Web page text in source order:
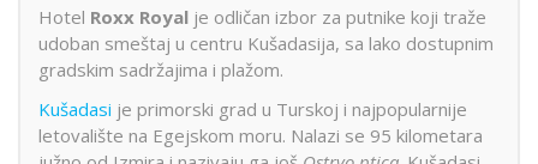
Hotel Roxx Royal je odličan izbor za putnike koji traže
udoban smeštaj u centru Kušadasija, sa lako dostupnim
gradskim sadržajima i plažom.
Kušadasi je primorski grad u Turskoj i najpopularnije
letovalište na Egejskom moru. Nalazi se 95 kilometara